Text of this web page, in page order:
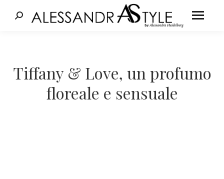
Cerca:
Tiffany & Love, un profumo
floreale e sensuale